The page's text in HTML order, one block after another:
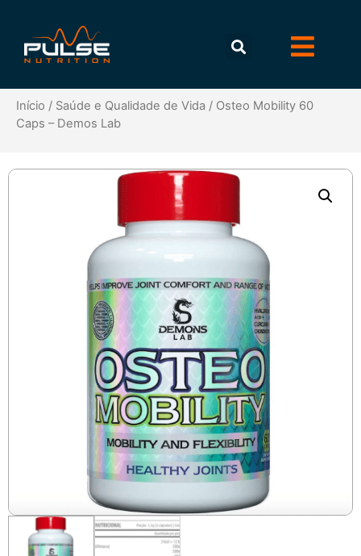
Início / Saúde e Qualidade de Vida / Osteo Mobility 60
Caps – Demos Lab